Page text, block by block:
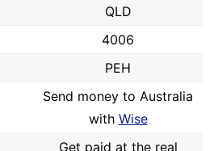
QLD
4006
PEH
Send money to Australia
with Wise
Get paid at the real